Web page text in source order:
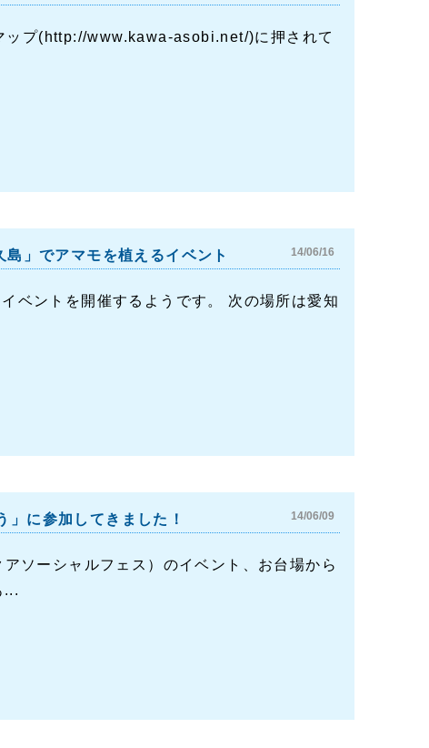
ップ(http://www.kawa-asobi.net/)に押されて
」でアマモを植えるイベント 14/06/16
ベントを開催するようです。 次の場所は愛知
に参加してきました！ 14/06/09
ソーシャルフェス）のイベント、お台場から
...